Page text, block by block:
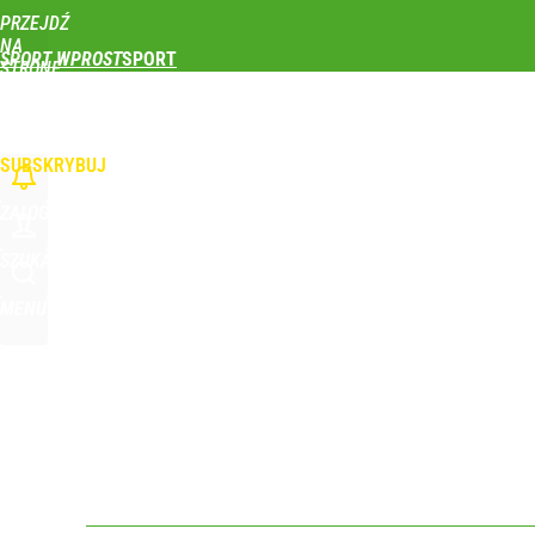
PRZEJDŹ
NA
STRONĘ
SPORT WPROST
SUBSKRYBUJ